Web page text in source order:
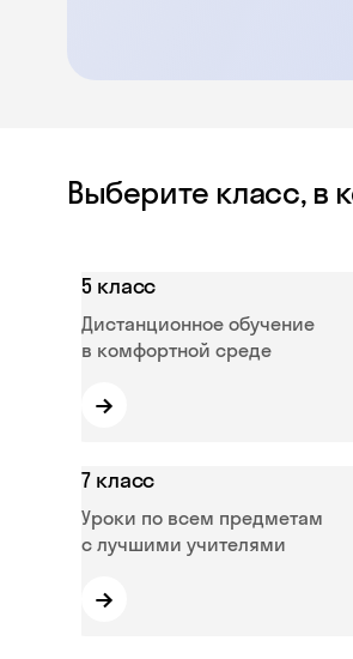
Выберите класс, в
5 класс
Дистанционное обучение
в комфортной среде
→
7 класс
Уроки по всем предметам
с лучшими учителями
→